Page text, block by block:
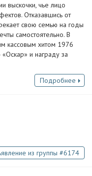
выскочки, чье лицо
Отказавшись от
свою семью на годы
самостоятельно. В
кассовым хитом 1976
и награду за
Подробнее
из группы #6174